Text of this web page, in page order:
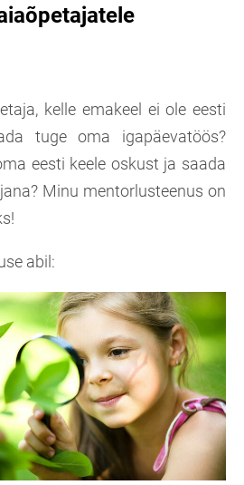
kelle emakeel ei ole eesti
tuge oma igapäevatöös?
eesti keele oskust ja saada
Minu mentorlusteenus on
abil: